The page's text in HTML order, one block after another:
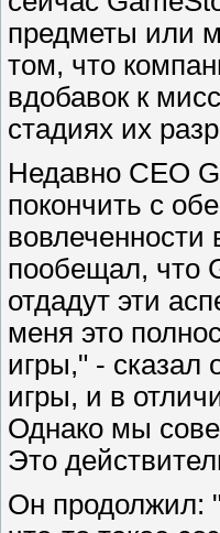
предметы или
том, что
вдобавок к
стадиях их
Недавно CEO
покончить с
вовлеченности
пообещал, что
отдадут эти
меня это
игры," -
игры, и в
Однако мы
Это
Он продолжил: